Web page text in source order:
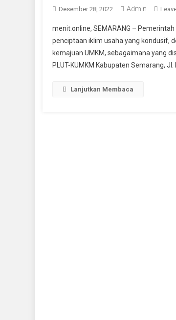
Desember 28, 2022 Admin
menit.online, SEMARANG –
penciptaan iklim usaha yang kondusif,
kemajuan UMKM, sebagaimana yang
PLUT-KUMKM Kabupaten Semarang,
Lanjutkan Membaca